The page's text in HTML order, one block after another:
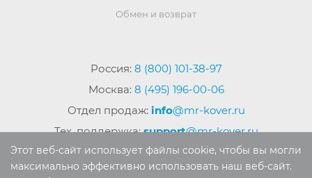
Обмен и возврат
Россия: 8 (800) 101-38-97
Москва: 8 (495) 196-00-06
Отдел продаж: info@mr-kover.ru
Тех. поддержка:support@mr-kover.ru
Этот веб-сайт использует файлы cookie, чтобы вы могли
максимально эффективно использовать наш веб-сайт.